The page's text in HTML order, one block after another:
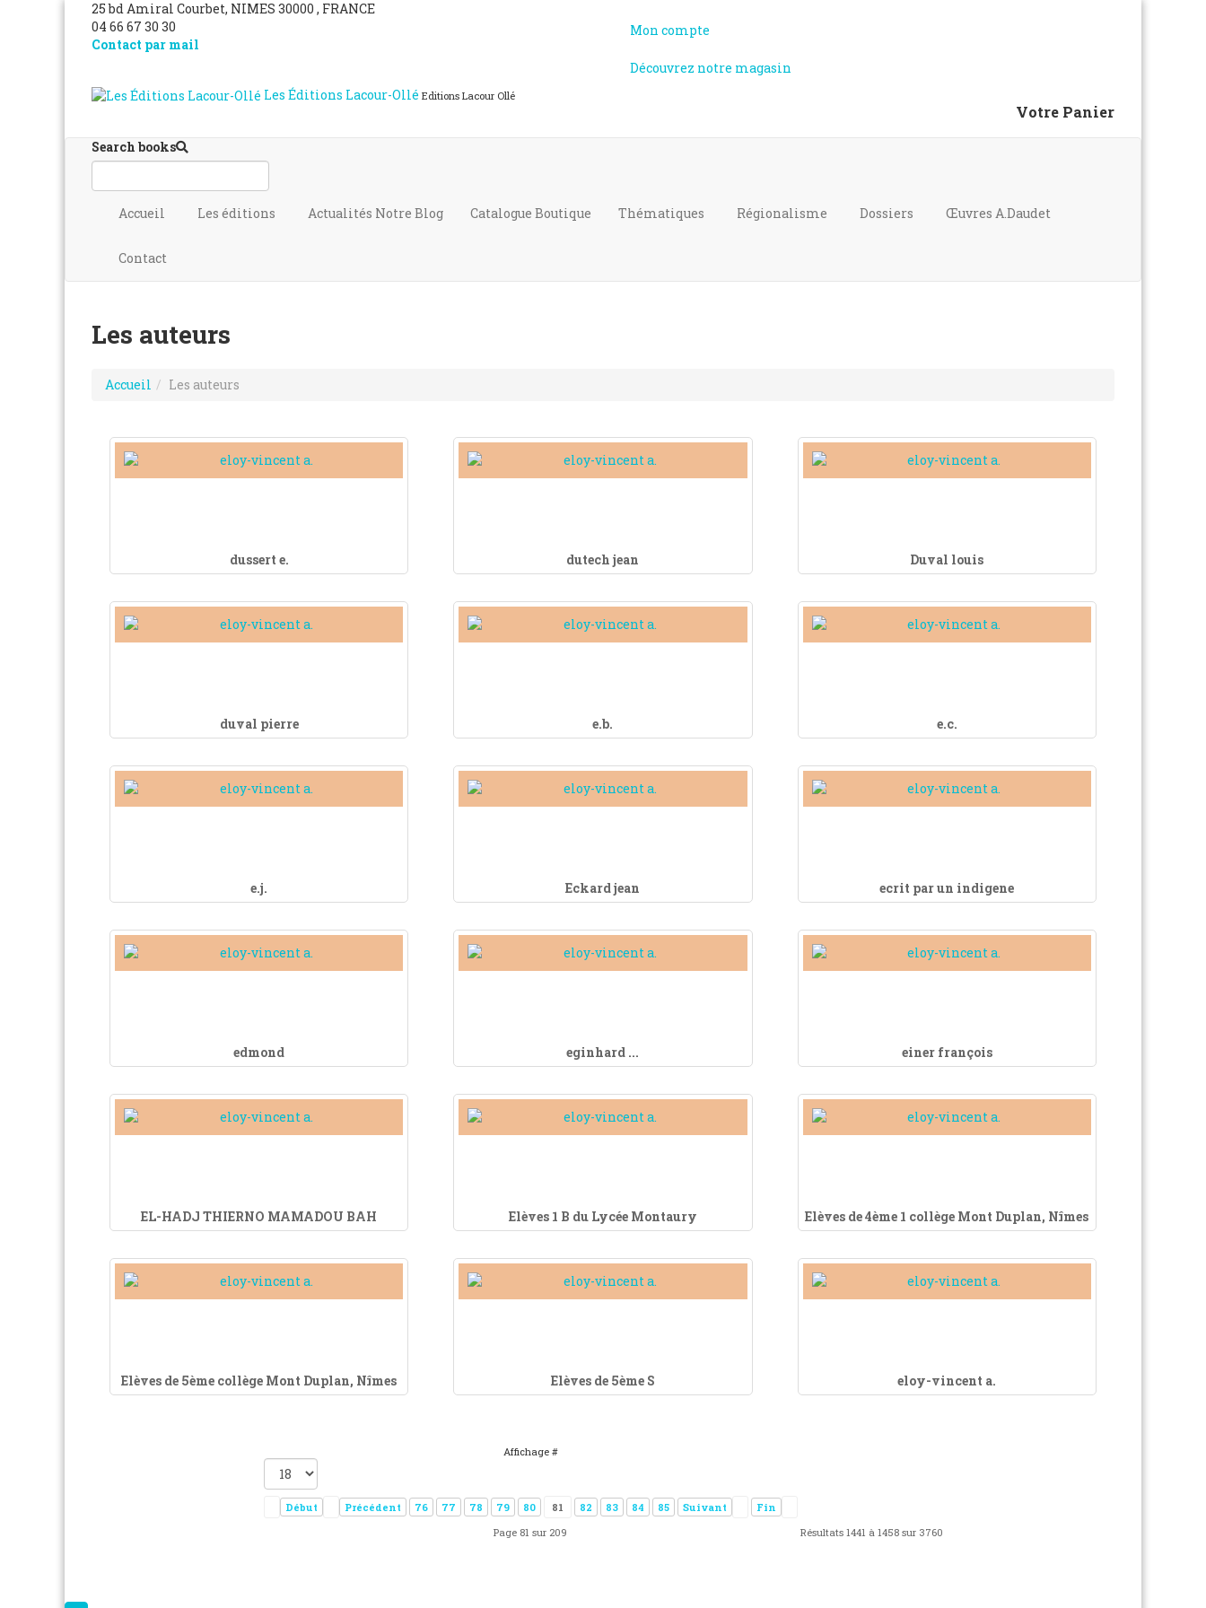
25 bd Amiral Courbet, NIMES 30000 , FRANCE
04 66 67 30 30
Contact par mail
Mon compte
Découvrez notre magasin
Les Éditions Lacour-Ollé Editions Lacour Ollé
Votre Panier
Search books
Accueil Les éditions Actualités Notre Blog Catalogue Boutique Thématiques Régionalisme Dossiers Œuvres A.Daudet
Contact
Les auteurs
Accueil Les auteurs
dussert e. dutech jean Duval louis
duval pierre e.b. e.c.
e.j. Eckard jean ecrit par un indigene
edmond eginhard ... einer françois
EL-HADJ THIERNO MAMADOU BAH Elèves 1 B du Lycée Montaury Elèves de 4ème 1 collège Mont Duplan, Nîmes
Elèves de 5ème collège Mont Duplan, Nîmes Elèves de 5ème S eloy-vincent a.
Affichage #
Début Précédent 76 77 78 79 80 81 82 83 84 85 Suivant
Fin
Page 81 sur 209
Résultats 1441 à 1458 sur 3760